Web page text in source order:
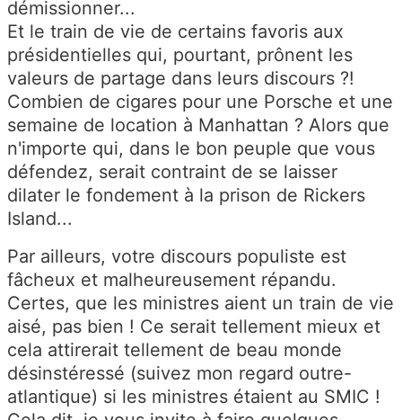
démissionner...
Et le train de vie de certains favoris aux
présidentielles qui, pourtant, prônent les
valeurs de partage dans leurs discours ?!
Combien de cigares pour une Porsche et une
semaine de location à Manhattan ? Alors que
n'importe qui, dans le bon peuple que vous
défendez, serait contraint de se laisser
dilater le fondement à la prison de Rickers
Island...
Par ailleurs, votre discours populiste est
fâcheux et malheureusement répandu.
Certes, que les ministres aient un train de vie
aisé, pas bien ! Ce serait tellement mieux et
cela attirerait tellement de beau monde
désinstéressé (suivez mon regard outre-
atlantique) si les ministres étaient au SMIC !